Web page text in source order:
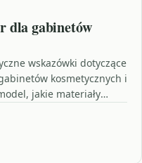
dla gabinetów
wskazówki dotyczące
kosmetycznych i
jakie materiały